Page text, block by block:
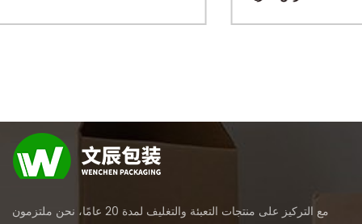
مع التركيز على منتجات التعبئة والتغليف لمدة 20 عامًا، نحن ملتزمون